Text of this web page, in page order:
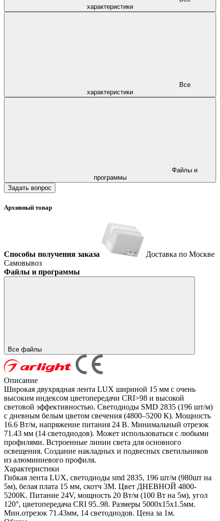
характеристики
характеристики
программы
Задать вопрос
Архивный товар
Способы получения заказа
Доставка по Москве
Самовывоз
Файлы и программы
Все файлы
Описание
Широкая двухрядная лента LUX шириной 15 мм с очень
высоким индексом цветопередачи CRI>98 и высокой
световой эффективностью. Светодиоды SMD 2835 (196 шт/м)
с дневным белым цветом свечения (4800–5200 К). Мощность
16.6 Вт/м, напряжение питания 24 В. Минимальный отрезок
71.43 мм (14 светодиодов). Может использоваться с любыми
профилями. Встроенные линии света для основного
освещения. Создание накладных и подвесных светильников
из алюминиевого профиля.
Характеристики
Гибкая лента LUX, светодиоды smd 2835, 196 шт/м (980шт на
5м), белая плата 15 мм, скотч 3М. Цвет ДНЕВНОЙ 4800-
5200K. Питание 24V, мощность 20 Вт/м (100 Вт на 5м), угол
120°, цветопередача CRI 95..98. Размеры 5000х15x1.5мм.
Мин.отрезок 71.43мм, 14 светодиодов. Цена за 1м.